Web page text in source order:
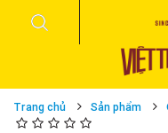
Trang chủ Sản phẩm